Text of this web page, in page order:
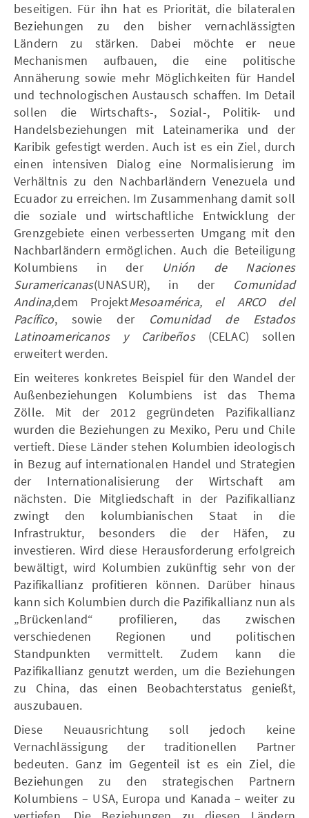
beseitigen. Für ihn hat es Priorität, die bilateralen
Beziehungen zu den bisher vernachlässigten
Ländern zu stärken. Dabei möchte er neue
Mechanismen aufbauen, die eine politische
Annäherung sowie mehr Möglichkeiten für Handel
und technologischen Austausch schaffen. Im Detail
sollen die Wirtschafts-, Sozial-, Politik- und
Handelsbeziehungen mit Lateinamerika und der
Karibik gefestigt werden. Auch ist es ein Ziel, durch
einen intensiven Dialog eine Normalisierung im
Verhältnis zu den Nachbarländern Venezuela und
Ecuador zu erreichen. Im Zusammenhang damit soll
die soziale und wirtschaftliche Entwicklung der
Grenzgebiete einen verbesserten Umgang mit den
Nachbarländern ermöglichen. Auch die Beteiligung
Kolumbiens in der Unión de Naciones
Suramericanas(UNASUR), in der Comunidad
Andina,dem ProjektMesoamérica, el ARCO del
Pacífico, sowie der Comunidad de Estados
Latinoamericanos y Caribeños(CELAC) sollen
erweitert werden.
Ein weiteres konkretes Beispiel für den Wandel der
Außenbeziehungen Kolumbiens ist das Thema
Zölle. Mit der 2012 gegründeten Pazifikallianz
wurden die Beziehungen zu Mexiko, Peru und Chile
vertieft. Diese Länder stehen Kolumbien ideologisch
in Bezug auf internationalen Handel und Strategien
der Internationalisierung der Wirtschaft am
nächsten. Die Mitgliedschaft in der Pazifikallianz
zwingt den kolumbianischen Staat in die
Infrastruktur, besonders die der Häfen, zu
investieren. Wird diese Herausforderung erfolgreich
bewältigt, wird Kolumbien zukünftig sehr von der
Pazifikallianz profitieren können. Darüber hinaus
kann sich Kolumbien durch die Pazifikallianz nun als
„Brückenland“ profilieren, das zwischen
verschiedenen Regionen und politischen
Standpunkten vermittelt. Zudem kann die
Pazifikallianz genutzt werden, um die Beziehungen
zu China, das einen Beobachterstatus genießt,
auszubauen.
Diese Neuausrichtung soll jedoch keine
Vernachlässigung der traditionellen Partner
bedeuten. Ganz im Gegenteil ist es ein Ziel, die
Beziehungen zu den strategischen Partnern
Kolumbiens – USA, Europa und Kanada – weiter zu